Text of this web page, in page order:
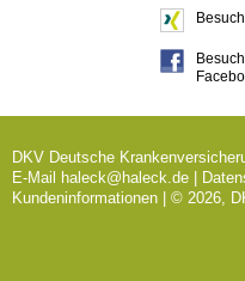
DKV Deutsche
E-Mail
haleck@haleck.de
Kundeninformationen | © 2026,